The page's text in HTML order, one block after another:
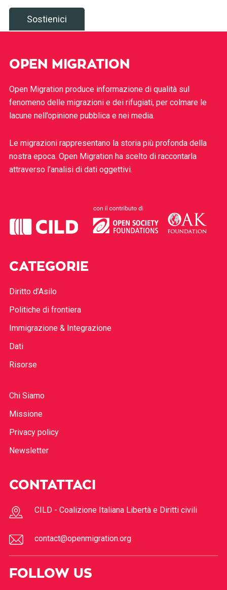
Sostienici
OPEN MIGRATION
Open Migration produce informazione di qualità sul
fenomeno delle migrazioni e dei rifugiati, per colmare le
lacune nell’opinione pubblica e nei media.
Le migrazioni rappresentano la storia più profonda della
nostra epoca. Open Migration ha scelto di raccontarla
attraverso l’analisi di dati oggettivi.
CATEGORIE
Diritto d’Asilo
Politiche di frontiera
Immigrazione & Integrazione
Dati
Risorse
Chi Siamo
Missione
Privacy policy
Newsletter
CONTATTACI
CILD - Coalizione Italiana Libertà e Diritti civili
contact@openmigration.org
FOLLOW US